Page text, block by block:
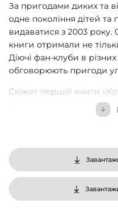
За пригодами диких та
одне покоління дітей та
видаватися з 2003 року.
книги отримали не
Діючі фан-клуби в різних
обговорюють пригоди
Сюжет першої книги
Warriors cats. Into the
домашнього кошеняти,
територію і за право
хатнім котиком, який
цих котячих війн? Тут
загривку і не нагодує